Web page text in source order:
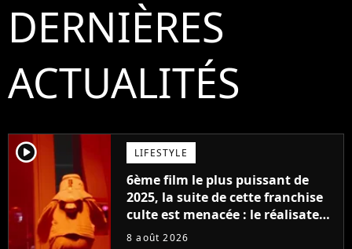
DERNIÈRES
ACTUALITÉS
player2 LIFESTYLE
6ème film le plus puissant de
2025, la suite de cette franchise
culte est menacée : le réalisateur
claque la porte pour "différends
8 août 2026